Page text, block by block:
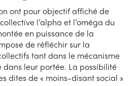
ont pour objectif affiché de
l’alpha et l’oméga du
en puissance de la
de réfléchir sur la
tant dans le mécanisme
leur portée. La possibilité
dites de « moins-disant social »